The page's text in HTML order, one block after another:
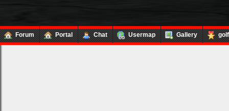
Forum Portal Chat Usermap Gallery